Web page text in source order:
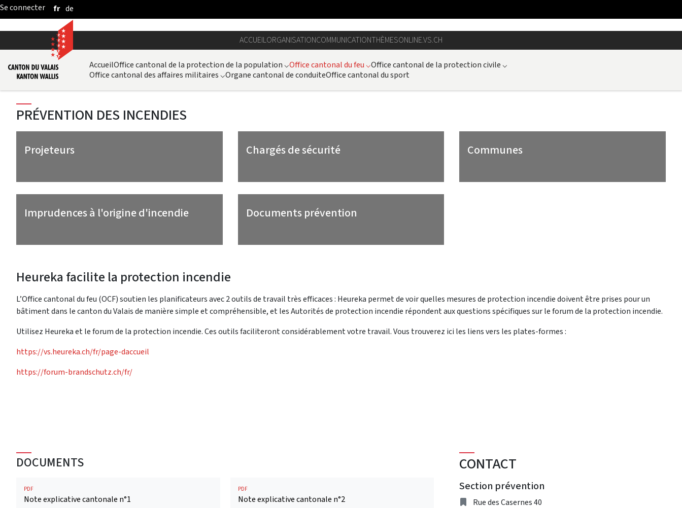
Saut au contenu principal
fr de
ACCUEILORGANISATIONCOMMUNICATIONTHÈMESONLINE.VS.CH
AccueilOffice cantonal de la protection de la population ⌵Office cantonal du feu ⌵Office cantonal de la protection civile ⌵
Office cantonal des affaires militaires ⌵Organe cantonal de conduiteOffice cantonal du sport
PRÉVENTION DES INCENDIES
Projeteurs Chargés de sécurité Communes
Imprudences à l'origine d'incendie Documents prévention
Heureka facilite la protection incendie
L’Office cantonal du feu (OCF) soutien les planificateurs avec 2 outils de travail très efficaces : Heureka permet de voir quelles mesures de protection incendie doivent être prises pour un
bâtiment dans le canton du Valais de manière simple et compréhensible, et les Autorités de protection incendie répondent aux questions spécifiques sur le forum de la protection incendie.
Utilisez Heureka et le forum de la protection incendie. Ces outils faciliteront considérablement votre travail. Vous trouverez ici les liens vers les plates-formes :
https://vs.heureka.ch/fr/page-daccueil
https://forum-brandschutz.ch/fr/
DOCUMENTS
PDF
Note explicative cantonale n°1
PDF
Note explicative cantonale n°2
CONTACT
Section prévention
adresse
Rue des Casernes 40